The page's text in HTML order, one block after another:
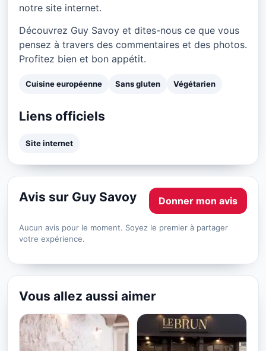
notre site internet.
Découvrez Guy Savoy et dites-nous ce que vous
pensez à travers des commentaires et des photos.
Profitez bien et bon appétit.
Cuisine européenne Sans gluten Végétarien
Liens officiels
Site internet
Avis sur Guy Savoy Donner mon avis
Aucun avis pour le moment. Soyez le premier à partager
votre expérience.
Vous allez aussi aimer